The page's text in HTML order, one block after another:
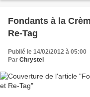
Fondants à la
Re-Tag
Publié le 14/02/2012 à 05:00
Par Chrystel